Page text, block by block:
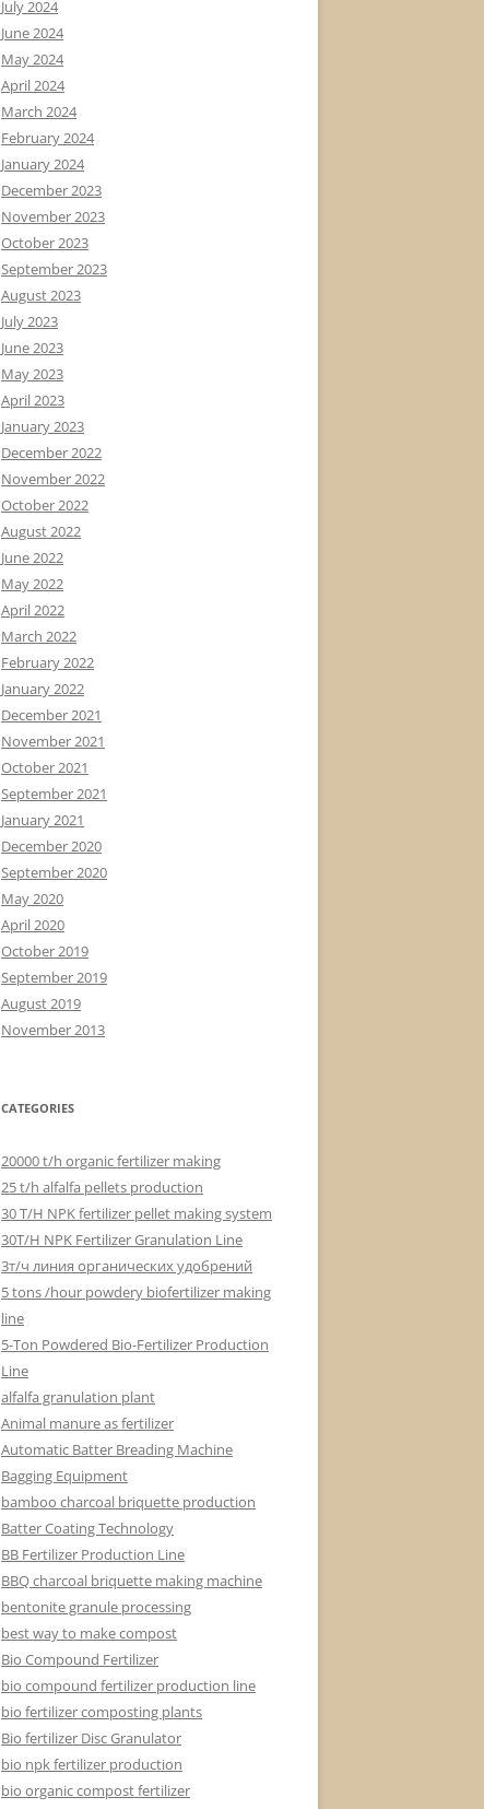
July 2024
June 2024
May 2024
April 2024
March 2024
February 2024
January 2024
December 2023
November 2023
October 2023
September 2023
August 2023
July 2023
June 2023
May 2023
April 2023
January 2023
December 2022
November 2022
October 2022
August 2022
June 2022
May 2022
April 2022
March 2022
February 2022
January 2022
December 2021
November 2021
October 2021
September 2021
January 2021
December 2020
September 2020
May 2020
April 2020
October 2019
September 2019
August 2019
November 2013
CATEGORIES
20000 t/h organic fertilizer making
25 t/h alfalfa pellets production
30 T/H NPK fertilizer pellet making system
30T/H NPK Fertilizer Granulation Line
3т/ч линия органических удобрений
5 tons /hour powdery biofertilizer making
line
5-Ton Powdered Bio-Fertilizer Production
Line
alfalfa granulation plant
Animal manure as fertilizer
Automatic Batter Breading Machine
Bagging Equipment
bamboo charcoal briquette production
Batter Coating Technology
BB Fertilizer Production Line
BBQ charcoal briquette making machine
bentonite granule processing
best way to make compost
Bio Compound Fertilizer
bio compound fertilizer production line
bio fertilizer composting plants
Bio fertilizer Disc Granulator
bio npk fertilizer production
bio organic compost fertilizer